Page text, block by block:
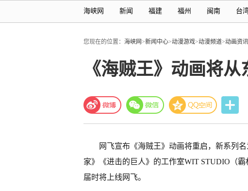
海峡网 新闻 福建 福州 闽南 台
您现在的位置： 海峡网>新闻中心>动漫游戏>动漫频道>动画资讯
《海贼王》动画将
网飞宣布《海贼王》动画将重启，新系列名
家》《进击的巨人》的工作室WIT STUDIO（霸
届时将上线网飞。